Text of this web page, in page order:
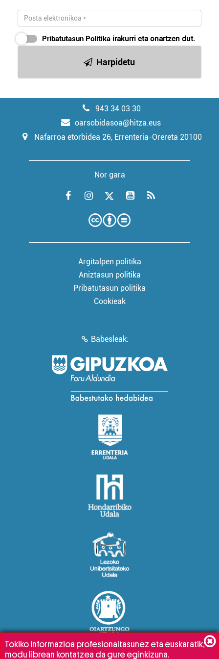
Pribatutasun Politika irakurri eta onartzen dut.
Harpidetu
943 34 03 30
oarsobidasoa@hitza.eus
Nafarroa etorbidea 26, Errenteria-Orereta 20100
Nor gara
Argitalpen politika
Aniztasun politika
Pribatutasun politika
Cookieak
Babesleak:
Tokiko informazioa profesionaltasunez eta euskaratik,
modu librean kontatzea da gure eginkizuna.